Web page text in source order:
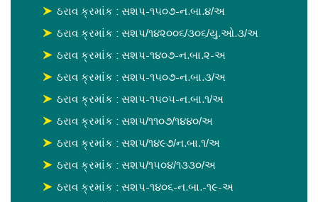
ઠરાવ ક્રમાંક : સશપ-૧૫૦૭-ન.બા.૪/અ
ઠરાવ ક્રમાંક : સશપ/૧૪૨૦૦૬/૩૦૬/યુ.ઓ.૩/અ
ઠરાવ ક્રમાંક : સશપ-૧૪૦૭-ન.બા.૨-અ
ઠરાવ ક્રમાંક : સશપ-૧૫૦૭-ન.બા.૩/અ
ઠરાવ ક્રમાંક : સશપ-૧૫૦૫-ન.બા.૧/અ
ઠરાવ ક્રમાંક : સશપ/૧૧૦૭/૧૪૪૦/અ
ઠરાવ ક્રમાંક : સશપ/૧૪૯૭/ન.બા.૧/અ
ઠરાવ ક્રમાંક : સશપ/૧૫૦૪/૧૩૩૦/અ
ઠરાવ ક્રમાંક : સશપ-૧૪૦૬-ન.બા.-૧૯-અ